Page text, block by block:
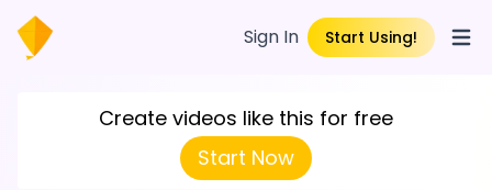
Sign In Start Using!
Create videos like this for free
Start Now